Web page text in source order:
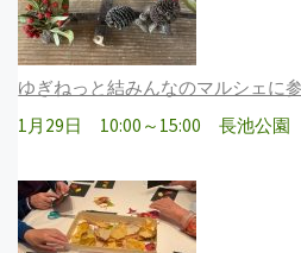
ゆぎねっと結みんなのマルシェに
1月29日 10:00～15:00 長池公園